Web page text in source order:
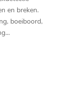
en breken.​
boeiboord,